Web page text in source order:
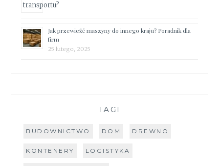
Jak przewieźć maszyny do innego kraju? Poradnik dla
firm
25 lutego, 2025
TAGI
BUDOWNICTWO DOM DREWNO
KONTENERY LOGISTYKA